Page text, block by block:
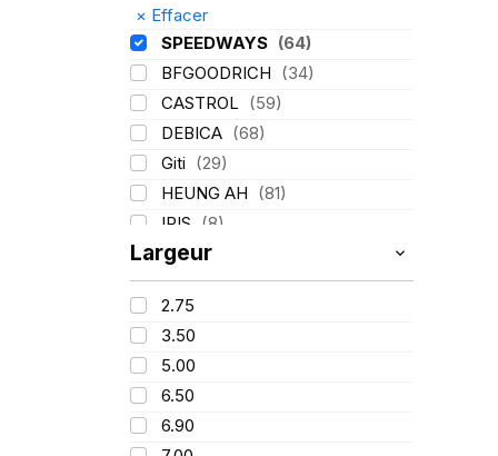
× Effacer
SPEEDWAYS (64)
BFGOODRICH (34)
CASTROL (59)
DEBICA (68)
Giti (29)
HEUNG AH (81)
IRIS (8)
ITALMATIC
KLEBER (116)
LASSA
LING LONG
MICHELIN
MITAS
Mondolfo ferro
Largeur
2.75
3.50
5.00
6.50
6.90